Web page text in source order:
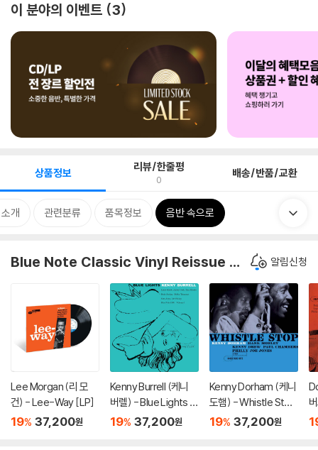
이 분야의 이벤트 3
상품정보 리뷰/한줄평
0 배송/반품/교환
개 관련분류 품목정보 음반 속으로
Blue Note Classic Vinyl Reissue Series 알림신청
Lee Morgan (리 모
건) - Lee-Way [LP]
19% 37,200원
Kenny Burrell (케니
버렐) - Blue Lights V
olume 1 [LP]
19% 37,200원
Kenny Dorham (케니
도햄) - Whistle Stop
[LP]
19% 37,200원